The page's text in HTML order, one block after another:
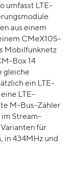
umfasst LTE-
aus einem
CMeX10S-
Mobilfunknetz
Box 14
gleiche
ein LTE-
LTE-
M-Bus-Zähler
im Stream-
für
in 434MHz und